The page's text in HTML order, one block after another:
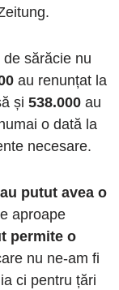
sărăcie nu
au renunțat la
și 538.000 au
o dată la
necesare.
putut avea o
aproape
permite o
nu ne-am fi
ci pentru țări